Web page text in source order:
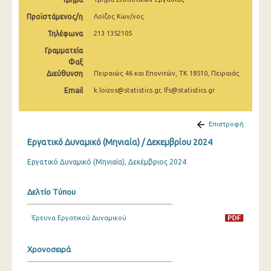
Φεβρουαρίου 2025
Ιανουαρίου 2025
Δεκεμβρίου 2024
Νοεμβρίου 2024
Σεπτεμβρίου 2024
Αυγούστου 2024
Ιουνίου 2024
Απριλίου 2024
Προϊστάμενος/η Λοϊζος Κων/νος
Τηλέφωνα 213 1352105
Γραμματεία
Φαξ
Διεύθυνση
Πειραιώς 46 και Επονιτών, ΤΚ 18510, Πειραιάς
Email k.loizos@statistics.gr, lfs@statistics.gr
Επιστροφή
Εργατικό Δυναμικό (Μηνιαία) / Δεκεμβρίου 2024
Εργατικό Δυναμικό (Μηνιαία), Δεκέμβριος 2024
Δελτίο Τύπου
Έρευνα Εργατικού Δυναμικού
Χρονοσειρά